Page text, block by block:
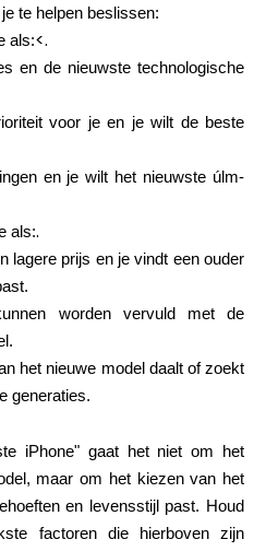
te helpen beslissen:
als:<.
en de nieuwste technologische
voor je en je wilt de beste
en je wilt het nieuwste úlm-
als:.
lagere prijs en je vindt een ouder
worden vervuld met de
het nieuwe model daalt of zoekt
generaties.
iPhone" gaat het niet om het
maar om het kiezen van het
en levensstijl past. Houd
factoren die hierboven zijn